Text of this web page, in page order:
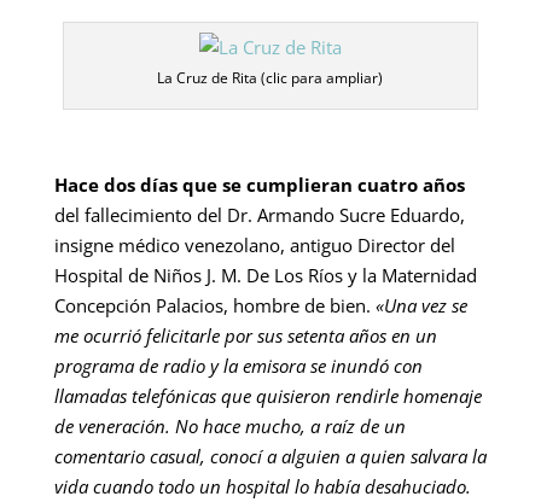
La Cruz de Rita (clic para ampliar)
Hace dos días que se cumplieran cuatro años
del fallecimiento del Dr. Armando Sucre Eduardo,
insigne médico venezolano, antiguo Director del
Hospital de Niños J. M. De Los Ríos y la Maternidad
Concepción Palacios, hombre de bien. «Una vez se
me ocurrió felicitarle por sus setenta años en un
programa de radio y la emisora se inundó con
llamadas telefónicas que quisieron rendirle homenaje
de veneración. No hace mucho, a raíz de un
comentario casual, conocí a alguien a quien salvara la
vida cuando todo un hospital lo había desahuciado.